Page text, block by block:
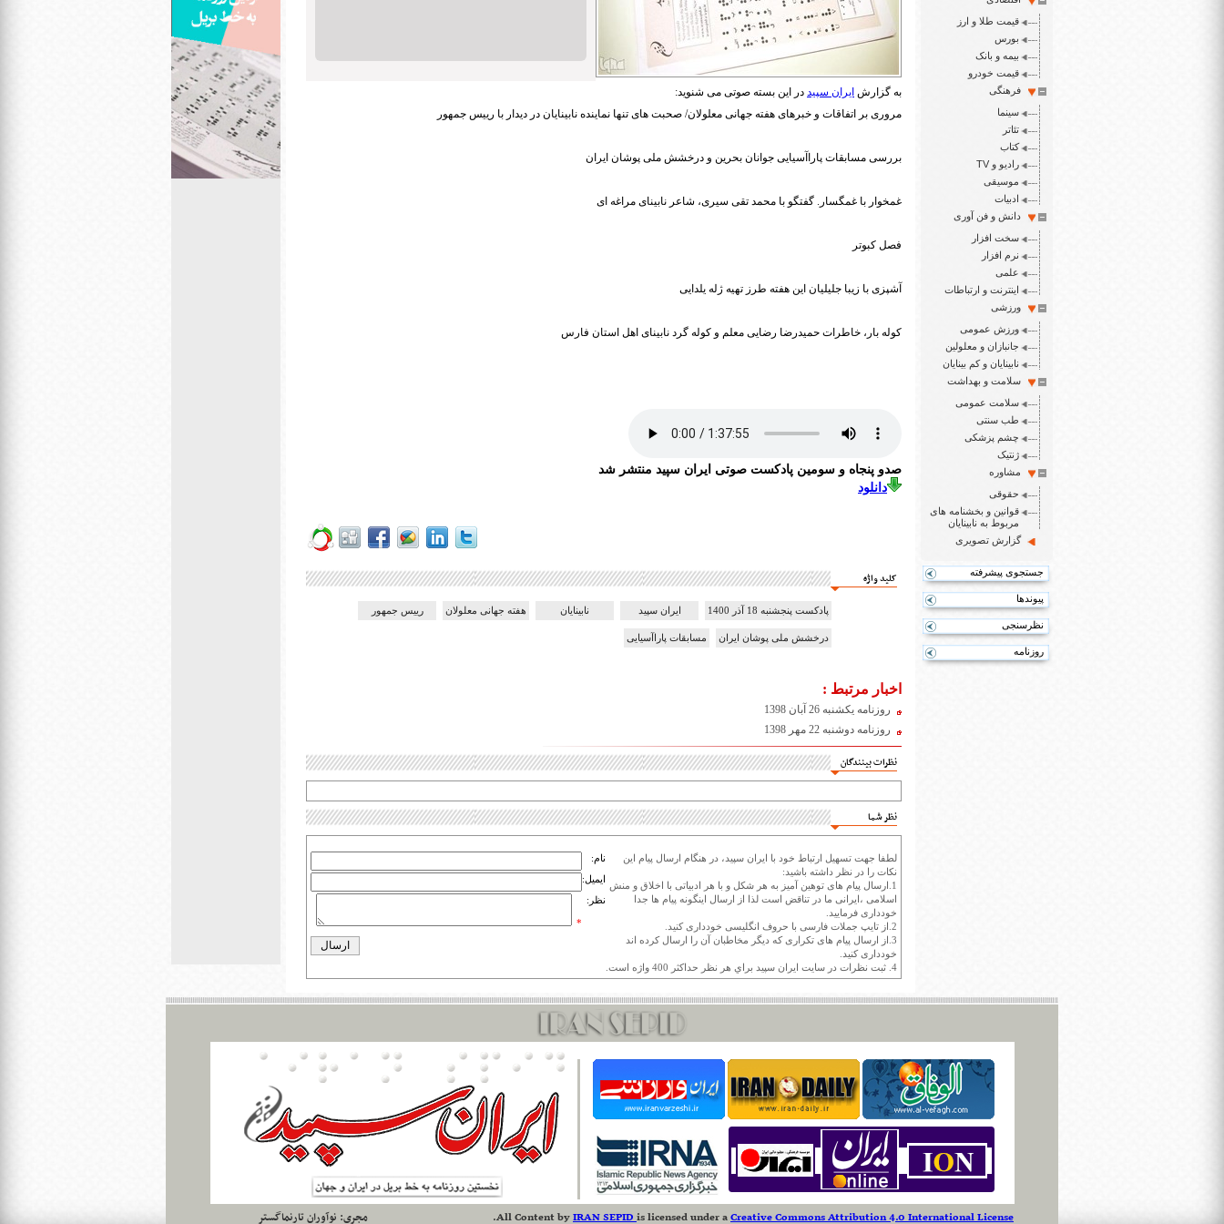
قیمت طلا و ارز
بورس
بیمه و بانک
قیمت خودرو
فرهنگی
سینما
تئاتر
کتاب
رادیو و TV
موسیقی
ادبیات
دانش و فن آوری
سخت افزار
نرم افزار
علمی
اینترنت و ارتباطات
ورزشی
ورزش عمومی
جانبازان و معلولین
نابینایان و کم بینایان
سلامت و بهداشت
سلامت عمومی
طب سنتی
چشم پزشکی
ژنتیک
مشاوره
حقوقی
قوانین و بخشنامه های
مربوط به نابینایان
گزارش تصویری
جستجوی پیشرفته
پیوندها
نظرسنجی
روزنامه
به گزارش ایران سپید در این بسته صوتی می شنوید:
مروری بر اتفاقات و خبرهای هفته جهانی معلولان/ صحبت های تنها نماینده نابینایان در دیدار با رییس جمهور
بررسی مسابقات پاراآسیایی جوانان بحرین و درخشش ملی پوشان ایران
غمخوار با غمگسار. گفتگو با محمد تقی سیری، شاعر نابینای مراغه ای
فصل کبوتر
آشپزی با زیبا جلیلیان این هفته طرز تهیه ژله یلدایی
کوله بار، خاطرات حمیدرضا رضایی معلم و کوله گرد نابینای اهل استان فارس
صدو پنجاه و سومین پادکست صوتی ایران سپید منتشر شد
دانلود
کلید واژه
پادکست پنجشنبه 18 آذر 1400 ایران سپید نابینایان هفته جهانی معلولان رییس جمهور
درخشش ملی پوشان ایران مسابقات پاراآسیایی
اخبار مرتبط :
روزنامه یکشنبه 26 آبان 1398
روزنامه دوشنبه 22 مهر 1398
نظرات بینندگان
نظر شما
لطفا جهت تسهیل ارتباط خود با ایران سپید، در هنگام ارسال پیام این
نکات را در نظر داشته باشید:
1.ارسال پیام های توهین آمیز به هر شکل و با هر ادبیاتی با اخلاق و منش
اسلامی ،ایرانی ما در تناقض است لذا از ارسال اینگونه پیام ها جدا
خودداری فرمایید.
2.از تایپ جملات فارسی با حروف انگلیسی خودداری کنید.
3.از ارسال پیام های تکراری که دیگر مخاطبان آن را ارسال کرده اند
خودداری کنید.
4. ثبت نظرات در سايت ايران سپيد براي هر نظر حداکثر 400 واژه است.
نام:
ایمیل:
نظر:
*
All ContentbyIRAN SEPIDis licensed under aCreative Commons Attribution 4.0 International License
. مجری: نوآوران تارنماگستر